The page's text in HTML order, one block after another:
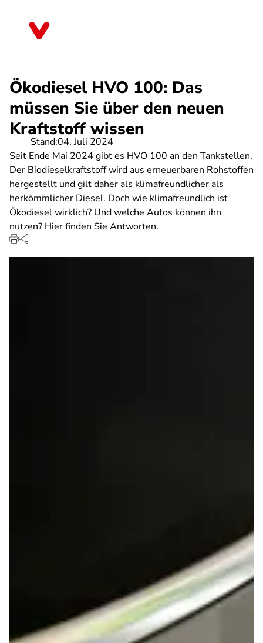
Ökodiesel HVO 100: Das
müssen Sie über den neuen
Kraftstoff wissen
Stand:04. Juli 2024
Seit Ende Mai 2024 gibt es HVO 100 an den Tankstellen.
Der Biodieselkraftstoff wird aus erneuerbaren Rohstoffen
hergestellt und gilt daher als klimafreundlicher als
herkömmlicher Diesel. Doch wie klimafreundlich ist
Ökodiesel wirklich? Und welche Autos können ihn
nutzen? Hier finden Sie Antworten.